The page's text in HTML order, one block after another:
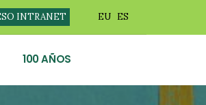
INTRANET EU ES
100 AÑOS